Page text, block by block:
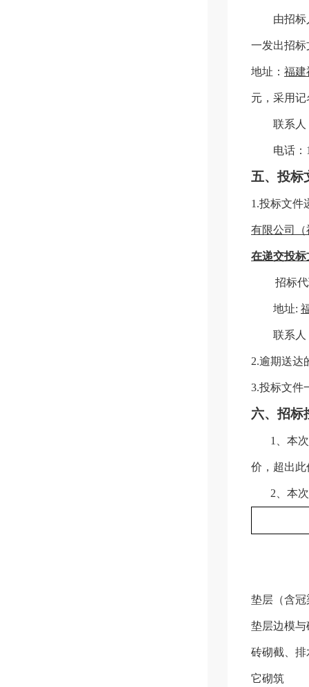
由招
一发出招
地址： 福建
元， 采用记
联系人
电话：
五、投标
1.投标文件
有限公司
在递交投
招标
地址:
联系人
2.逾期送达
3.投标文件
六、招标
1 、本
价，超出
2 、本
垫层（含
垫层边模
砖砌截、
它砌筑